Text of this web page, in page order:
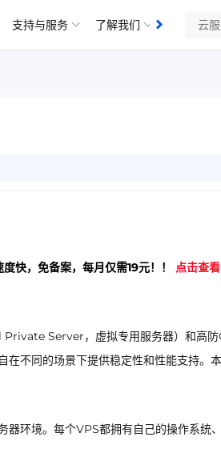
支持与服务 了解我们
知识库
快，免备案，每月仅需19元！！ 点击查看
Private Server，虚拟专用服务器）和高
不同的场景下提供稳定性和性能支持。
器环境。每个VPS都拥有自己的操作系统